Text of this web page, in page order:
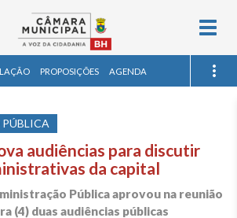
PROPOSIÇÕES AGENDA
audiências para discutir
da capital
Pública aprovou na reunião
(4) duas audiências públicas